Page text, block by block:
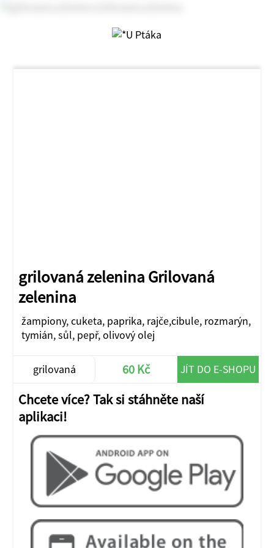
grilovaná zelenina Grilovaná
zelenina
žampiony, cuketa, paprika, rajče,cibule, rozmarýn,
tymián, sůl, pepř, olivový olej
grilovaná
zelenina
60 Kč JÍT DO E-SHOPU
Chcete více? Tak si stáhněte naší
aplikaci!